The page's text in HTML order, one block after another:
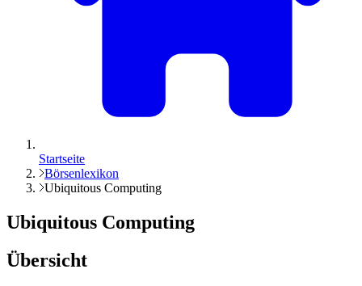
Startseite
Börsenlexikon
Ubiquitous Computing
Ubiquitous Computing
Übersicht